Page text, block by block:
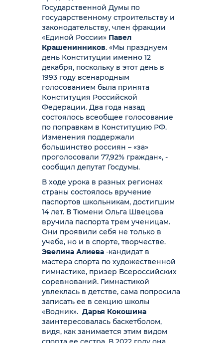
Государственной Думы по
государственному строительству и
законодательству, член фракции
«Единой России» Павел
Крашенинников. «Мы празднуем
день Конституции именно 12
декабря, поскольку в этот день в
1993 году всенародным
голосованием была принята
Конституция Российской
Федерации. Два года назад
состоялось всеобщее голосование
по поправкам в Конституцию РФ.
Изменения поддержали
большинство россиян – «за»
проголосовали 77,92% граждан», -
сообщил депутат Госдумы.
В ходе урока в разных регионах
страны состоялось вручение
паспортов школьникам, достигшим
14 лет. В Тюмени Ольга Швецова
вручила паспорта трем ученицам.
Они проявили себя не только в
учебе, но и в спорте, творчестве.
Эвелина Алиева -кандидат в
мастера спорта по художественной
гимнастике, призер Всероссийских
соревнований. Гимнастикой
увлеклась в детстве, сама попросила
записать ее в секцию школы
«Водник». Дарья Кокошина
заинтересовалась баскетболом,
видя, как занимается этим видом